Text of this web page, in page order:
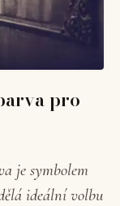
pro
je symbolem
ideální volbu